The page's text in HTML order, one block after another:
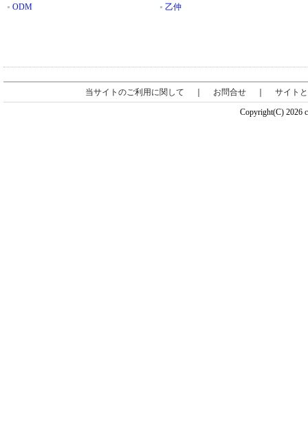
ODM
乙仲
当サイトのご利用に関して お問合せ サイト
Copyright(C) 2026